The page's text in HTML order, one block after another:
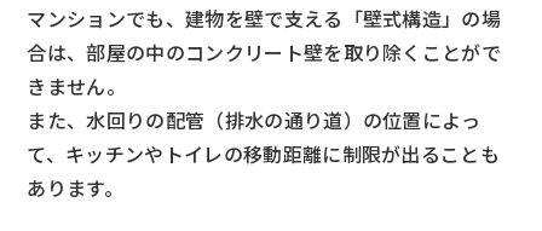
マンションでも、建物を壁で支える「壁式構造」の場
合は、部屋の中のコンクリート壁を取り除くことがで
きません。
また、水回りの配管（排水の通り道）の位置によっ
て、キッチンやトイレの移動距離に制限が出ることも
あります。